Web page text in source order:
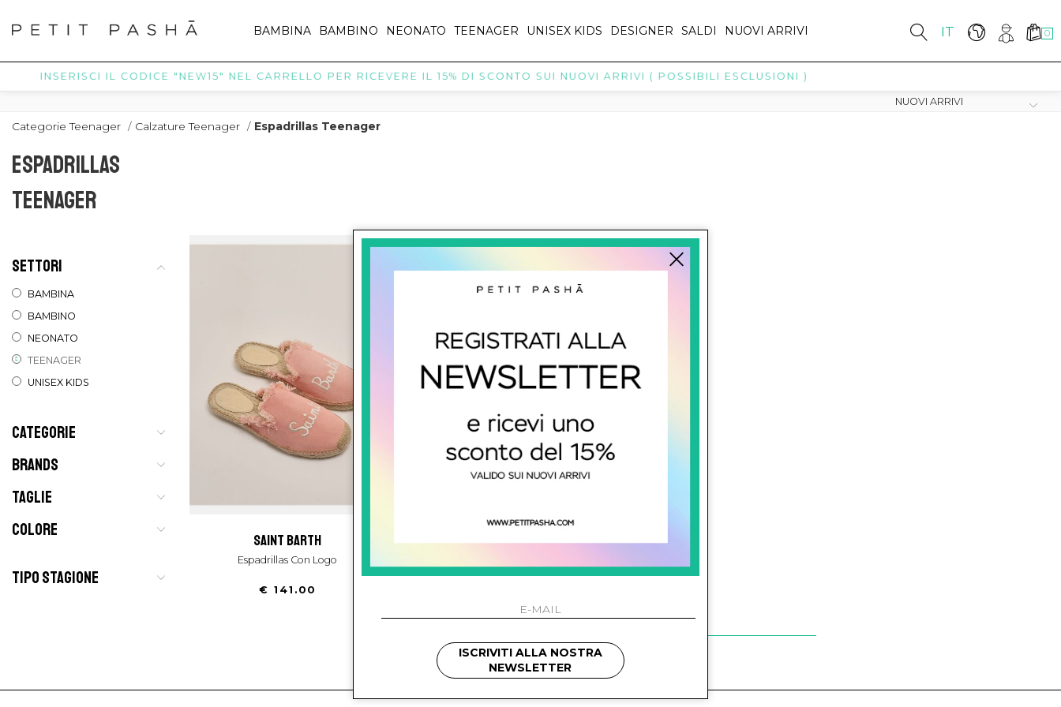
IT 0
BAMBINA BAMBINO NEONATO TEENAGER UNISEX KIDS DESIGNER SALDI NUOVI ARRIVI
INSERISCI IL CODICE "NEW15" NEL CARRELLO PER RICEVERE IL 15% DI SCONTO SUI NUOVI ARRIVI ( POSSIBILI ESCLUSIONI )
Categorie Teenager / Calzature Teenager / Espadrillas Teenager
ESPADRILLAS
TEENAGER
SETTORI
BAMBINA
BAMBINO
NEONATO
TEENAGER
UNISEX KIDS
CATEGORIE
BRANDS
TAGLIE
COLORE
TIPO STAGIONE
saint barth
Espadrillas Con Logo
€ 141.00
saint barth
SHOW ITEMS 1to
ISCRIVITI ALLA NOSTRA
NEWSLETTER